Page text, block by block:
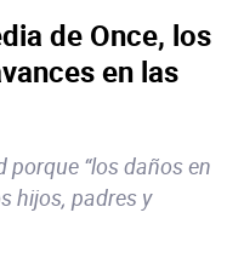
de Once, los
en las
“los daños en
hijos, padres y